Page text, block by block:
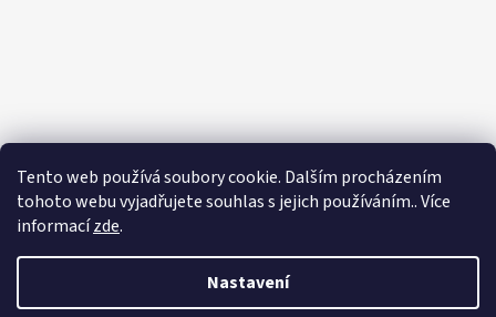
Tento web používá soubory cookie. Dalším procházením
tohoto webu vyjadřujete souhlas s jejich používáním.. Více
informacízde.
Nastavení